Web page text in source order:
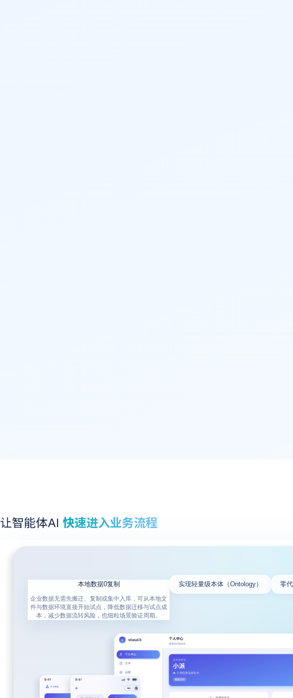
让智能体AI 快速进入业务流程
本地数据0复制
企业数据无需先搬迁、复制或集中入库，可从本地文
件与数据环境直接开始试点，降低数据迁移与试点成
本，减少数据流转风险，也细粒场景验证周期。
实现轻量级本体（Ontology） 零